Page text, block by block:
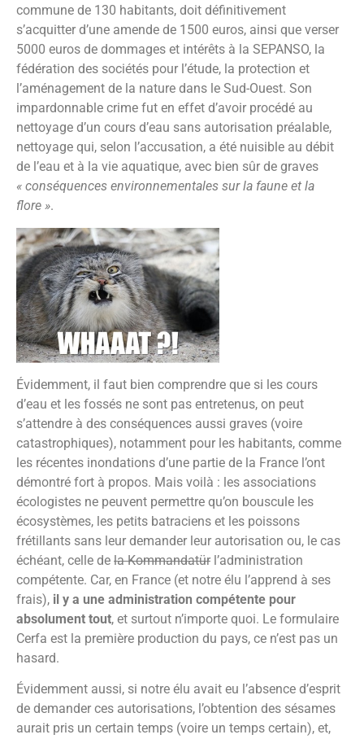
commune de 130 habitants, doit définitivement
s’acquitter d’une amende de 1500 euros, ainsi que verser
5000 euros de dommages et intérêts à la SEPANSO, la
fédération des sociétés pour l’étude, la protection et
l’aménagement de la nature dans le Sud-Ouest. Son
impardonnable crime fut en effet d’avoir procédé au
nettoyage d’un cours d’eau sans autorisation préalable,
nettoyage qui, selon l’accusation, a été nuisible au débit
de l’eau et à la vie aquatique, avec bien sûr de graves
« conséquences environnementales sur la faune et la
flore ».
Évidemment, il faut bien comprendre que si les cours
d’eau et les fossés ne sont pas entretenus, on peut
s’attendre à des conséquences aussi graves (voire
catastrophiques), notamment pour les habitants, comme
les récentes inondations d’une partie de la France l’ont
démontré fort à propos. Mais voilà : les associations
écologistes ne peuvent permettre qu’on bouscule les
écosystèmes, les petits batraciens et les poissons
frétillants sans leur demander leur autorisation ou, le cas
échéant, celle de la Kommandatür l’administration
compétente. Car, en France (et notre élu l’apprend à ses
frais), il y a une administration compétente pour
absolument tout, et surtout n’importe quoi. Le formulaire
Cerfa est la première production du pays, ce n’est pas un
hasard.
Évidemment aussi, si notre élu avait eu l’absence d’esprit
de demander ces autorisations, l’obtention des sésames
aurait pris un certain temps (voire un temps certain), et,